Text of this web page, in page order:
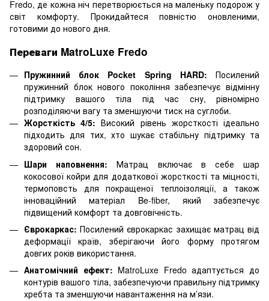
Fredo, де кожна ніч перетворюється на маленьку подорож у
світ комфорту. Прокидайтеся повністю оновленими,
готовими до нового дня.
Переваги MatroLuxe Fredo
Пружинний блок Pocket Spring HARD: Посилений
пружинний блок нового покоління забезпечує відмінну
підтримку вашого тіла під час сну, рівномірно
розподіляючи вагу та зменшуючи тиск на суглоби.
Жорсткість 4/5: Високий рівень жорсткості ідеально
підходить для тих, хто шукає стабільну підтримку та
здоровий сон.
Шари наповнення: Матрац включає в себе шар
кокосової койри для додаткової жорсткості та міцності,
термоповсть для покращеної теплоізоляції, а також
інноваційний матеріал Be-fiber, який забезпечує
підвищений комфорт та довговічність.
Єврокаркас: Посилений єврокаркас захищає матрац від
деформації країв, зберігаючи його форму протягом
довгих років використання.
Анатомічний ефект: MatroLuxe Fredo адаптується до
контурів вашого тіла, забезпечуючи правильну підтримку
хребта та зменшуючи навантаження на м’язи.